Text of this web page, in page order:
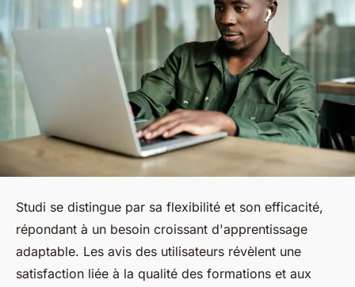
Studi se distingue par sa flexibilité et son efficacité,
répondant à un besoin croissant d'apprentissage
adaptable. Les avis des utilisateurs révèlent une
satisfaction liée à la qualité des formations et aux